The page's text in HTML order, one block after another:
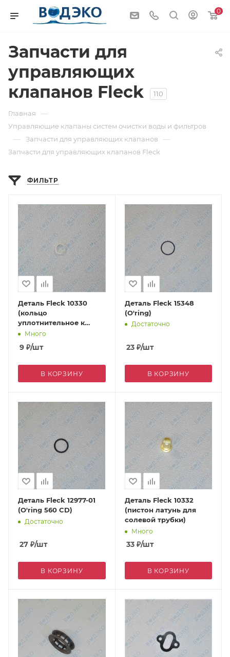
0
Запчасти для
управляющих
клапанов Fleck
110
Главная —
Управляющие клапаны систем очистки воды и фильтров
— Запчасти для управляющих клапанов —
Запчасти для управляющих клапанов Fleck
ФИЛЬТР
Деталь Fleck 10330
(кольцо
уплотнительное к
солевой трубке 3/8")
Много
9 ₽/шт
В КОРЗИНУ
Деталь Fleck 15348
(O'ring)
Достаточно
23₽/шт
В КОРЗИНУ
Деталь Fleck 12977-01
(O'ring 560 CD)
Достаточно
27 ₽/шт
В КОРЗИНУ
Деталь Fleck 10332
(пистон латунь для
солевой трубки)
Много
33₽/шт
В КОРЗИНУ